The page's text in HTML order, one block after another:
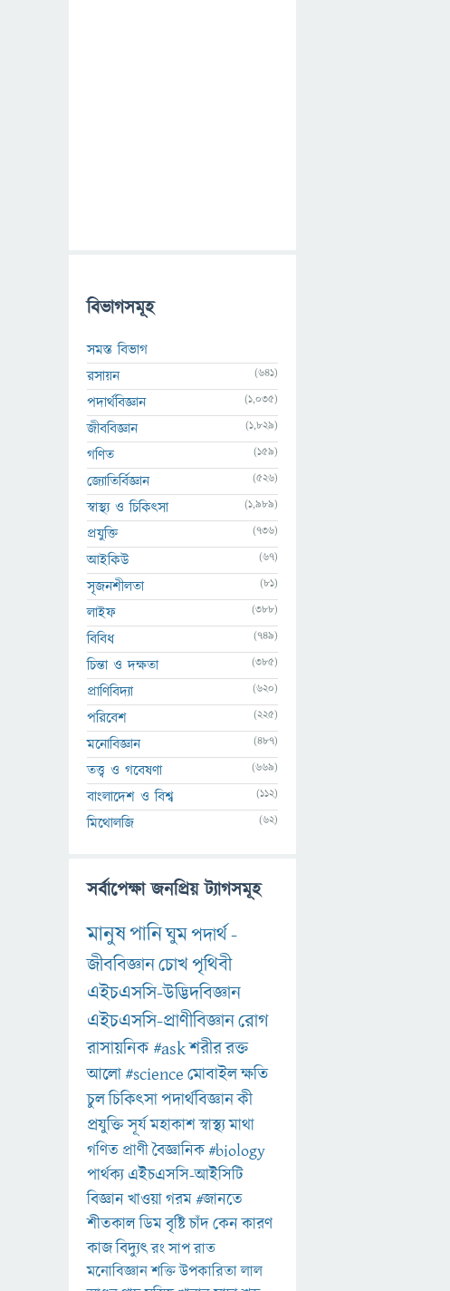
বিভাগসমূহ
সমস্ত বিভাগ
রসায়ন
(641)
পদার্থবিজ্ঞান (1,035)
জীববিজ্ঞান (1,829)
গণিত (159)
জ্যোতির্বিজ্ঞান (526)
স্বাস্থ্য ও চিকিৎসা (1,989)
প্রযুক্তি (736)
আইকিউ (67)
সৃজনশীলতা (81)
লাইফ (388)
বিবিধ (749)
চিন্তা ও দক্ষতা (385)
প্রাণিবিদ্যা (620)
পরিবেশ (225)
মনোবিজ্ঞান (487)
তত্ত্ব ও গবেষণা (669)
বাংলাদেশ ও বিশ্ব (112)
মিথোলজি (62)
সর্বাপেক্ষা জনপ্রিয় ট্যাগসমূহ
মানুষপানিঘুমপদার্থ-
জীববিজ্ঞানচোখপৃথিবী
এইচএসসি-উদ্ভিদবিজ্ঞান
এইচএসসি-প্রাণীবিজ্ঞানরোগ
রাসায়নিক#askশরীররক্ত
আলো#scienceমোবাইলক্ষতি
চুলচিকিৎসাপদার্থবিজ্ঞানকী
প্রযুক্তিসূর্যমহাকাশস্বাস্থ্যমাথা
গণিত প্রাণীবৈজ্ঞানিক#biology
পার্থক্য এইচএসসি-আইসিটি
বিজ্ঞানখাওয়াগরম#জানতে
শীতকালডিমবৃষ্টিচাঁদকেনকারণ
কাজবিদ্যুৎরংসাপরাত
মনোবিজ্ঞানশক্তিউপকারিতালাল